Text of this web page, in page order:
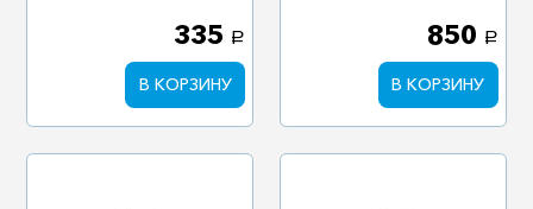
335 a
В КОРЗИНУ
850 a
В КОРЗИНУ